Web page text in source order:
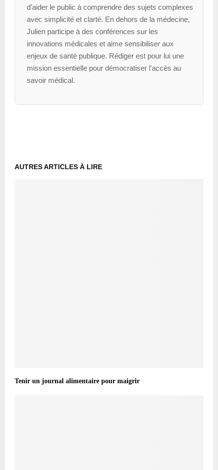
d’aider le public à comprendre des sujets complexes
avec simplicité et clarté. En dehors de la médecine,
Julien participe à des conférences sur les
innovations médicales et aime sensibiliser aux
enjeux de santé publique. Rédiger est pour lui une
mission essentielle pour démocratiser l'accès au
savoir médical.
AUTRES ARTICLES À LIRE
Tenir un journal alimentaire pour maigrir